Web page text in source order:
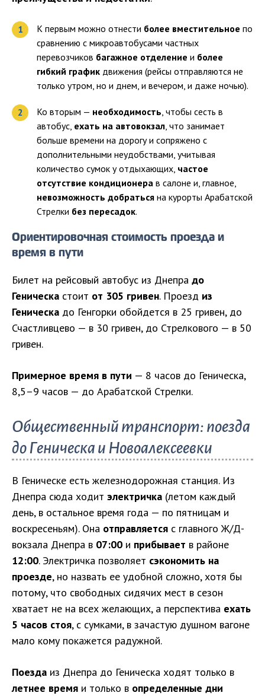
К первым можно отнести более вместительное по
сравнению с микроавтобусами частных
перевозчиков багажное отделение и более
гибкий график движения (рейсы отправляются не
только утром, но и днем, и вечером, и даже ночью).
Ко вторым — необходимость , чтобы сесть в
автобус, ехать на автовокзал , что занимает
больше времени на дорогу и сопряжено с
дополнительными неудобствами, учитывая
количество сумок у отдыхающих, частое
отсутствие кондиционера в салоне и, главное,
невозможность добраться на курорты Арабатской
Стрелки без пересадок.
Ориентировочная стоимость проезда и
время в пути
Билет на рейсовый автобус из Днепра до
Геническа стоит от 305 гривен. Проезд из
Геническа до Генгорки обойдется в 25 гривен, до
Счастливцево — в 30 гривен, до Стрелкового — в 50
гривен.
Примерное время в пути — 8 часов до Геническа,
8,5–9 часов — до Арабатской Стрелки.
Общественный транспорт: поезда
до Геническа и Новоалексеевки
В Геническе есть железнодорожная станция. Из
Днепра сюда ходит электричка (летом каждый
день, в остальное время года — по пятницам и
воскресеньям). Она отправляется с главного Ж/Д-
вокзала Днепра в 07:00 и прибывает в районе
12:00. Электричка позволяет сэкономить на
проезде, но назвать ее удобной сложно, хотя бы
потому, что свободных сидячих мест в сезон
хватает не на всех желающих, а перспектива ехать
5 часов стоя, с сумками, в зачастую душном вагоне
мало кому покажется радужной.
Поезда из Днепра до Геническа ходят только в
летнее время и только в определенные дни